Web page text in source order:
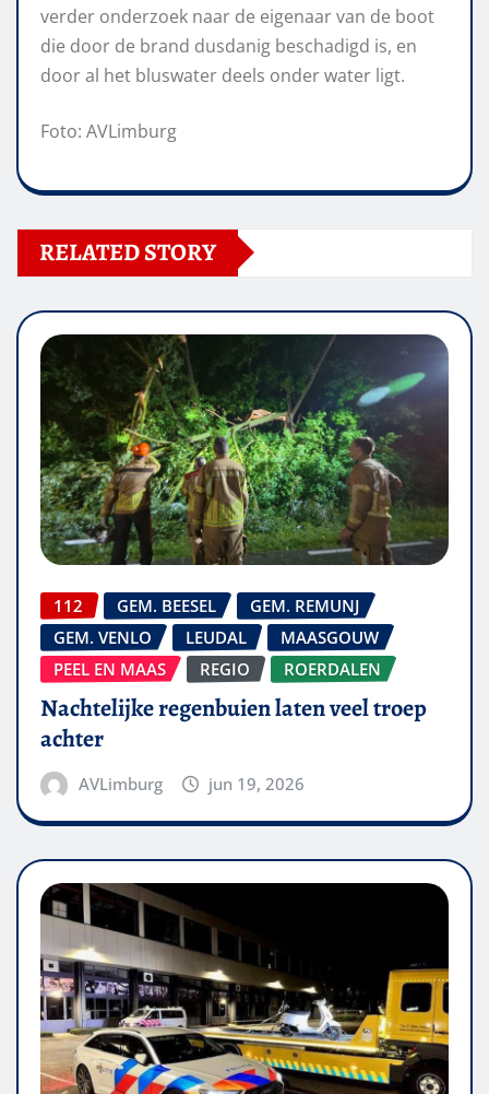
verder onderzoek naar de eigenaar van de boot
die door de brand dusdanig beschadigd is, en
door al het bluswater deels onder water ligt.
Foto: AVLimburg
RELATED STORY
112 GEM. BEESEL
GEM. REMUNJ
GEM. VENLO
LEUDAL
MAASGOUW
PEEL EN MAAS
REGIO ROERDALEN
Nachtelijke regenbuien laten veel troep
achter
AVLimburg jun 19, 2026